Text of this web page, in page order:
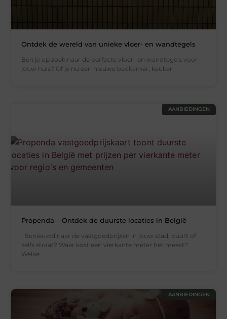
Ontdek de wereld van unieke vloer- en wandtegels
Ben je op zoek naar de perfecte vloer- en wandtegels voor
jouw huis? Of je nu een nieuwe badkamer, keuken
AANBIEDINGEN
Propenda – Ontdek de duurste locaties in België
Benieuwd naar de vastgoedprijzen in jouw stad, buurt of
zelfs straat? Waar kost een vierkante meter het meest?
Welke
AANBIEDINGEN